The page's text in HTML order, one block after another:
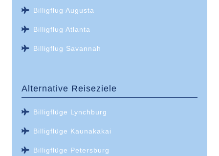
Billigflug Augusta
Billigflug Atlanta
Billigflug Savannah
Alternative Reiseziele
Billigflüge Lynchburg
Billigflüge Kaunakakai
Billigflüge Petersburg